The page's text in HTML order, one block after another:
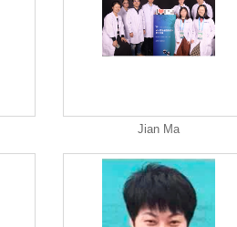
Jian Ma